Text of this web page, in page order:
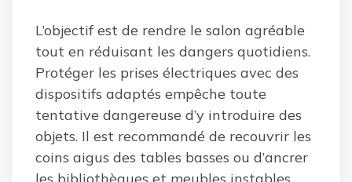
L’objectif est de rendre le salon agréable
tout en réduisant les dangers quotidiens.
Protéger les prises électriques avec des
dispositifs adaptés empêche toute
tentative dangereuse d’y introduire des
objets. Il est recommandé de recouvrir les
coins aigus des tables basses ou d’ancrer